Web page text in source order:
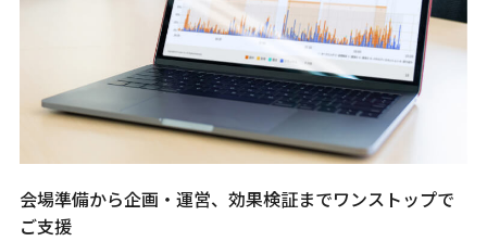
会場準備から企画・運営、効果検証までワンストップで
ご支援